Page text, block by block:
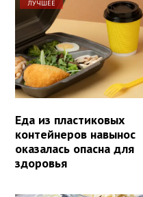
ЛУЧШЕЕ
Еда из пластиковых
контейнеров навынос
оказалась опасна для
здоровья